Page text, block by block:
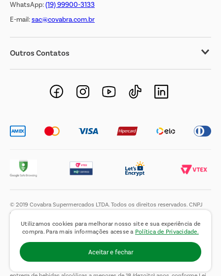
Utilizamos cookies para melhorar nosso site e sua experiência de
compra. Para mais informações acesse a Política de Privacidade.
Aceitar e fechar
WhatsApp:(19) 99900-3133
E-mail:sac@covabra.com.br
Outros Contatos
Negócios Imobiliários
Novos Fornecedores
© 2019 Covabra Supermercados LTDA. Todos os direitos reservados. CNPJ
sob n.º 61.233.151/0001-84, com sede a Rua Domingos Pretti, nº 165, Jardim
de Lucca, Itatiba – SP, CEP 13255-280. Pedidos sujeito a análise e
confirmação de dados. Produtos, preços, ofertas e condições de pagamento
hoje, podendo sofrer alterações sem aviso prévio. Nos reservamos ao direito
de limitar a quantidade máxima de produtos por compra por cliente. Não